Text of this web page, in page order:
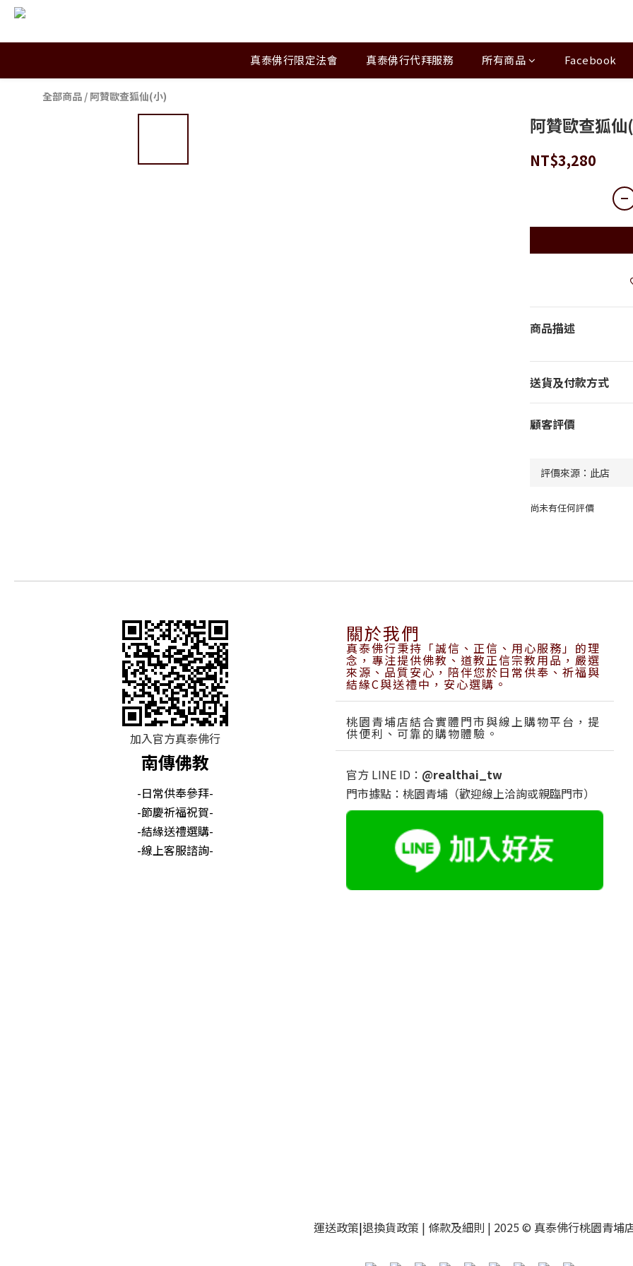
真泰佛行限定法會 真泰佛行代拜服務 所有商品 Facebook
全部商品 / 阿贊歐查狐仙(小)
阿贊歐查狐仙
NT$3,280
商品描述
送貨及付款方式
顧客評價
尚未有任何評價
加入官方真泰佛行
南傳佛教
-日常供奉參拜-
-節慶祈福祝賀-
-結緣送禮選購-
-線上客服諮詢-
關於我們
真泰佛行秉持「誠信、正信、用心服務」的理
念，專注提供佛教、道教正信宗教用品，嚴選
來源、品質安心，陪伴您於日常供奉、祈福與
結緣C與送禮中，安心選購。
桃園青埔店結合實體門市與線上購物平台，提
供便利、可靠的購物體驗。
官方 LINE ID： @realthai_tw
門市據點：桃園青埔（歡迎線上洽詢或親臨門市）
運送政策|退換貨政策 | 條款及細則 | 2025 © 真泰佛行桃園青埔